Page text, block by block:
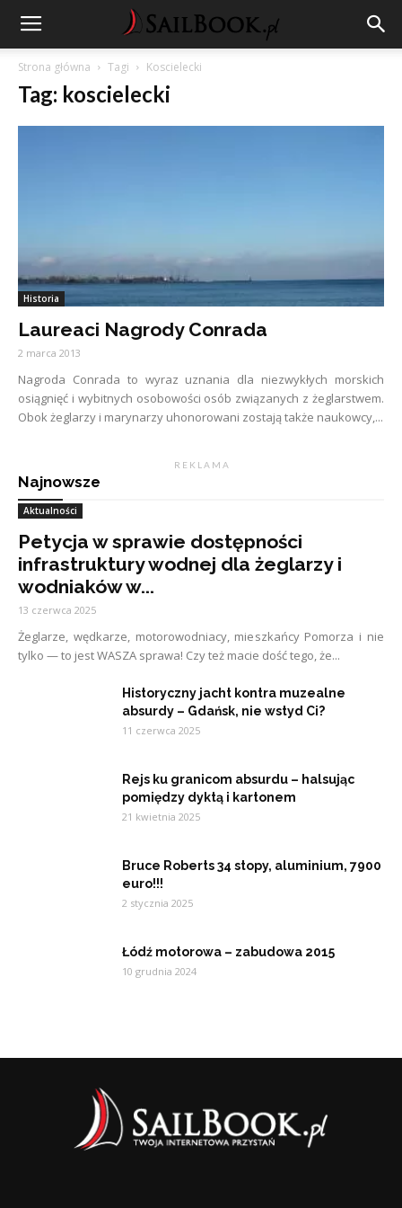
Strona główna Tagi Koscielecki
Tag: koscielecki
Historia
Laureaci Nagrody Conrada
2 marca 2013
Nagroda Conrada to wyraz uznania dla niezwykłych morskich
osiągnięć i wybitnych osobowości osób związanych z żeglarstwem.
Obok żeglarzy i marynarzy uhonorowani zostają także naukowcy,...
R E K L A M A
Najnowsze
Aktualności
Petycja w sprawie dostępności
infrastruktury wodnej dla żeglarzy i
wodniaków w...
13 czerwca 2025
Żeglarze, wędkarze, motorowodniacy, mieszkańcy Pomorza i nie
tylko — to jest WASZA sprawa! Czy też macie dość tego, że...
Historyczny jacht kontra muzealne
absurdy – Gdańsk, nie wstyd Ci?
11 czerwca 2025
Rejs ku granicom absurdu – halsując
pomiędzy dyktą i kartonem
21 kwietnia 2025
Bruce Roberts 34 stopy, aluminium, 7900
euro!!!
2 stycznia 2025
Łódź motorowa – zabudowa 2015
10 grudnia 2024